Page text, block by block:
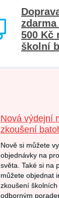
zdarma
500 Kč
školní
Nová výdejní
zkoušení
Nově si můžete
objednávky na
světa. Také si na
můžete objednat
zkoušení
odborným